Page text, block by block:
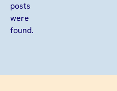
posts
were
found.